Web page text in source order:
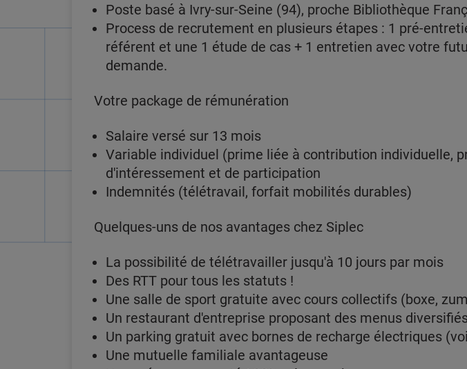
Poste basé à Ivry-sur-Seine (94), proche Bibliothèque
Process de recrutement en plusieurs étapes : 1 pré-
référent et une 1 étude de cas + 1 entretien avec votre
demande.
Votre package de rémunération
Salaire versé sur 13 mois
Variable individuel (prime liée à contribution individuelle,
d'intéressement et de participation
Indemnités (télétravail, forfait mobilités durables)
Quelques-uns de nos avantages chez Siplec
La possibilité de télétravailler jusqu'à 10 jours par mois
Des RTT pour tous les statuts !
Une salle de sport gratuite avec cours collectifs (boxe,
Un restaurant d'entreprise proposant des menus
Un parking gratuit avec bornes de recharge électriques
Une mutuelle familiale avantageuse